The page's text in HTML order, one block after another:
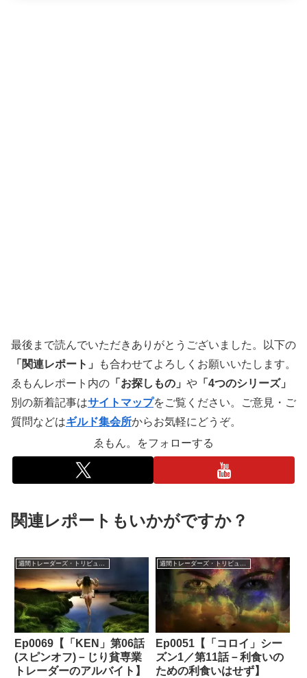
最後まで読んでいただきありがとうございました。以下の
「関連レポート」
も合わせてよろしくお願いいたします。
ゑもんレポート内の 「お探しもの」 や 「4つのシリーズ」
別の新着記事はサイトマップをご覧ください。ご意見・ご
質問などはギルド集会所からお気軽にどうぞ。
ゑもん。をフォローする
関連レポートもいかがですか？
Ep0069【「KEN」第06話
(スピンオフ)－じり貧専業
トレーダーのアルバイト】
Ep0051【「コロイ」シー
ズン1／第11話－利食いの
ための利食いはせず】